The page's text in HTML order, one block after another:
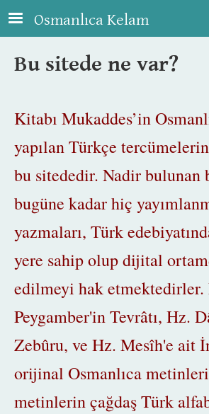
Skip to main content
Osmanlıca Kelam
Bu sitede ne var?
Kitabı Mukaddes’in
yapılan Türkçe
bu sitededir. Nadir bulunan
bugüne kadar hiç
yazmaları, Türk
yere sahip olup dijital
edilmeyi hak etmektedirler.
Peygamber'in Tevrâtı, Hz.
Zebûru, ve Hz. Mesîh'e ait
orijinal Osmanlıca
metinlerin çağdaş Türk